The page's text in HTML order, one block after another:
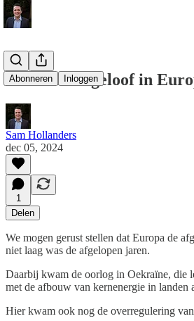
Abonneren Inloggen
Waarom ik geloof in
Sam Hollanders
dec 05, 2024
1
Delen
We mogen gerust stellen dat Europa de
niet laag was de afgelopen jaren.
Daarbij kwam de oorlog in Oekraïne, die
met de afbouw van kernenergie in
Hier kwam ook nog de overregulering